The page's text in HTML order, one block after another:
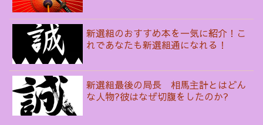
新選組のおすすめ本を一気に紹介！こ
れであなたも新選組通になれる！
新選組最後の局長 相馬主計とはどん
な人物?彼はなぜ切腹をしたのか?